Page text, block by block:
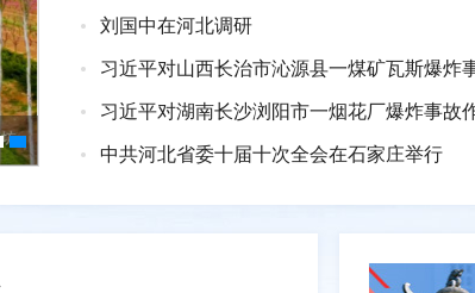
刘国中在河北调研
习近平对山西长治市沁源县一煤矿瓦斯爆炸
习近平对湖南长沙浏阳市一烟花厂爆炸事故
中共河北省委十届十次全会在石家庄举行